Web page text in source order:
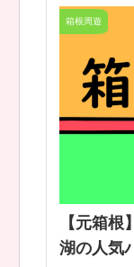
箱根周遊
【元箱
湖の人気